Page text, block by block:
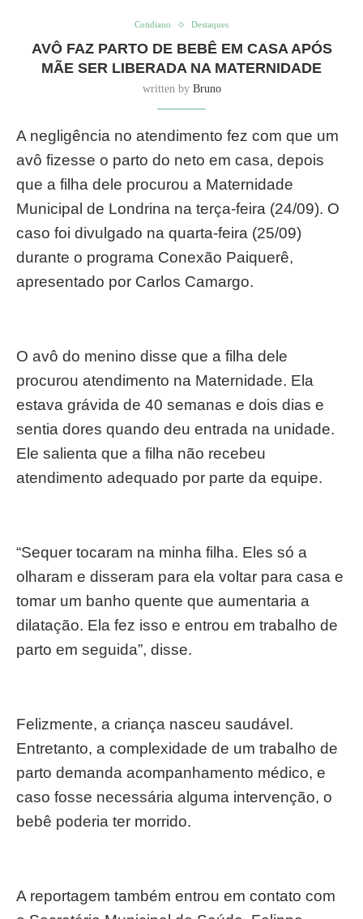
Cotidiano Destaques
AVÔ FAZ PARTO DE BEBÊ EM CASA APÓS
MÃE SER LIBERADA NA MATERNIDADE
written by Bruno
A negligência no atendimento fez com que um
avô fizesse o parto do neto em casa, depois
que a filha dele procurou a Maternidade
Municipal de Londrina na terça-feira (24/09). O
caso foi divulgado na quarta-feira (25/09)
durante o programa Conexão Paiquerê,
apresentado por Carlos Camargo.
O avô do menino disse que a filha dele
procurou atendimento na Maternidade. Ela
estava grávida de 40 semanas e dois dias e
sentia dores quando deu entrada na unidade.
Ele salienta que a filha não recebeu
atendimento adequado por parte da equipe.
“Sequer tocaram na minha filha. Eles só a
olharam e disseram para ela voltar para casa e
tomar um banho quente que aumentaria a
dilatação. Ela fez isso e entrou em trabalho de
parto em seguida”, disse.
Felizmente, a criança nasceu saudável.
Entretanto, a complexidade de um trabalho de
parto demanda acompanhamento médico, e
caso fosse necessária alguma intervenção, o
bebê poderia ter morrido.
A reportagem também entrou em contato com